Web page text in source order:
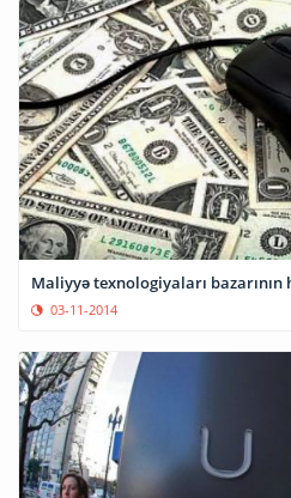
Maliyyə texnologiyaları bazarının
03-11-2014